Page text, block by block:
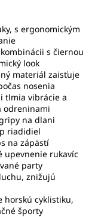
s ergonomickým
s čiernou
look
materiál zaisťuje
nosenia
tlmia vibrácie a
odreninami
na dlani
riadidiel
na zápästí
upevnenie rukavíc
party
znižujú
horskú cyklistiku,
športy